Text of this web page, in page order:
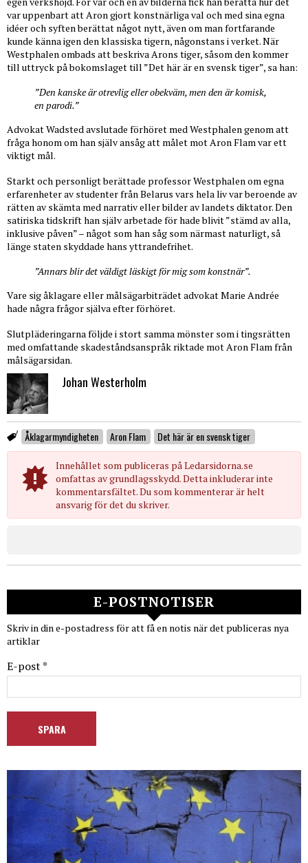
var uppenbart att Aron gjort konstnärliga val och med sina egna
idéer och syften berättat något nytt, även om man fortfarande
kunde känna igen den klassiska tigern, någonstans i verket. När
Westphalen ombads att beskriva Arons tiger, såsom den kommer
till uttryck på bokomslaget till ”Det här är en svensk tiger”, sa han:
”Den kanske är otrevlig eller obekväm, men den är komisk,
en parodi.”
Advokat Wadsted avslutade förhöret med Westphalen genom att
fråga honom om han själv ansåg att målet mot Aron Flam var ett
viktigt mål.
Starkt och personligt berättade professor Westphalen om egna
erfarenheter av studenter från Belarus vars hela liv var beroende av
rätten av skämta med narrativ eller bilder av landets diktator. Den
satiriska tidskrift han själv arbetade för hade blivit ”stämd av alla,
inklusive påven” – något som han såg som närmast naturligt, så
länge staten skyddade hans yttrandefrihet.
”Annars blir det väldigt läskigt för mig som konstnär”.
Vare sig åklagare eller målsägarbiträdet advokat Marie Andrée
hade några frågor själva efter förhöret.
Slutpläderingarna följde i stort samma mönster som i tingsrätten
med omfattande skadeståndsanspråk riktade mot Aron Flam från
målsägarsidan.
Johan Westerholm
Åklagarmyndigheten Aron Flam Det här är en svensk tiger
Innehållet som publiceras på Ledarsidorna.se
omfattas av grundlagsskydd. Detta inkluderar inte
kommentarsfältet. Du som kommenterar är helt
ansvarig för det du skriver.
E-POSTNOTISER
Skriv in din e-postadress för att få en notis när det publiceras nya
artiklar
E-post *